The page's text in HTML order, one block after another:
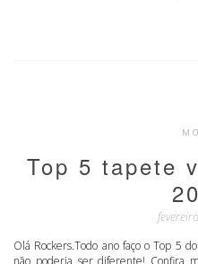
Top 5 tapete
Olá Rockers.Todo ano faço o Top 5
não poderia ser diferente! Confira